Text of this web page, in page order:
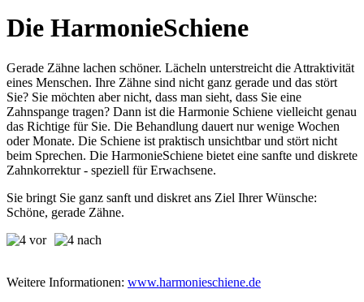
Die HarmonieSchiene
Gerade Zähne lachen schöner. Lächeln unterstreicht die Attraktivität
eines Menschen. Ihre Zähne sind nicht ganz gerade und das stört
Sie? Sie möchten aber nicht, dass man sieht, dass Sie eine
Zahnspange tragen? Dann ist die Harmonie Schiene vielleicht genau
das Richtige für Sie. Die Behandlung dauert nur wenige Wochen
oder Monate. Die Schiene ist praktisch unsichtbar und stört nicht
beim Sprechen. Die HarmonieSchiene bietet eine sanfte und diskrete
Zahnkorrektur - speziell für Erwachsene.
Sie bringt Sie ganz sanft und diskret ans Ziel Ihrer Wünsche:
Schöne, gerade Zähne.
Weitere Informationen: www.harmonieschiene.de